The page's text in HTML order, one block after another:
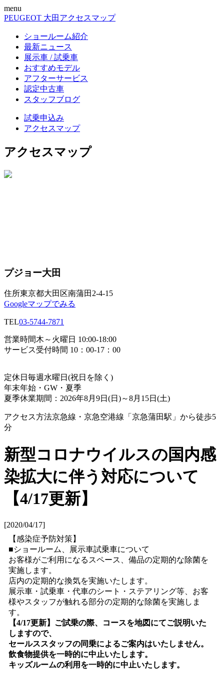
menu
PEUGEOT 大田 アクセスマップ
ショールーム紹介
最新ニュース
展示車 / 試乗車
おすすめモデル
アフターサービス
認定中古車
スタッフブログ
試乗申込み
アクセスマップ
アクセスマップ
プジョー大田
住所東京都大田区南蒲田2-4-15
Googleマップでみる
TEL03-5744-7871
営業時間木～火曜日 10:00-18:00
サービス受付時間 10：00-17：00
定休日 毎週水曜日(祝日を除く)
年末年始・GW・夏季
夏季休業期間：2026年8月9日(日)～8月15日(土)
アクセス方法京急線・京急空港線「京急蒲田駅」から徒歩5
分
新型コロナウイルスの国内感
染拡大に伴う対応について
【4/17更新】
[2020/04/17]
【感染症予防対策】
■ショールーム、展示車試乗車について
お客様がご利用になるスペース、備品の定期的な除菌を
実施します。
店内の定期的な換気を実施いたします。
展示車・試乗車・代車のシート・ステアリング等、お客
様やスタッフが触れる部分の定期的な除菌を実施しま
す。
【4/17更新】ご試乗の際、コースを地図にてご説明いた
しますので、
セールススタッフの同乗によるご案内はいたしません。
飲食物提供を一時的に中止いたします。
キッズルームの利用を一時的に中止いたします。